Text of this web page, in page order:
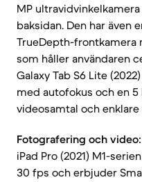
MP
baksidan. Den har även
TrueDepth-frontkamera
som håller användaren
Galaxy Tab S6 Lite
med autofokus och en
videosamtal och
Fotografering och video:
iPad Pro (2021) M1-
30 fps och erbjuder